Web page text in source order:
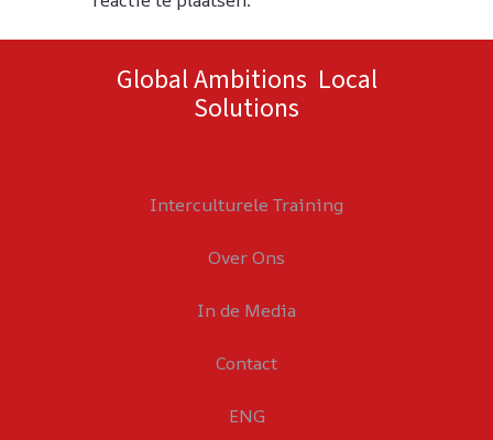
Global Ambitions Local
Solutions
Interculturele Training
Over Ons
In de Media
Contact
ENG